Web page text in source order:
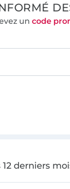
un code
12 derniers